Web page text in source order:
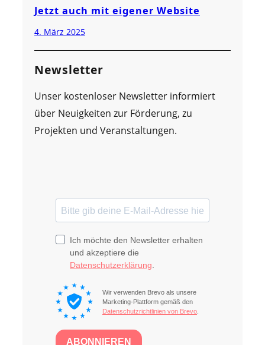
Jetzt auch mit eigener Website
4. März 2025
Newsletter
Unser kostenloser Newsletter informiert
über Neuigkeiten zur Förderung, zu
Projekten und Veranstaltungen.